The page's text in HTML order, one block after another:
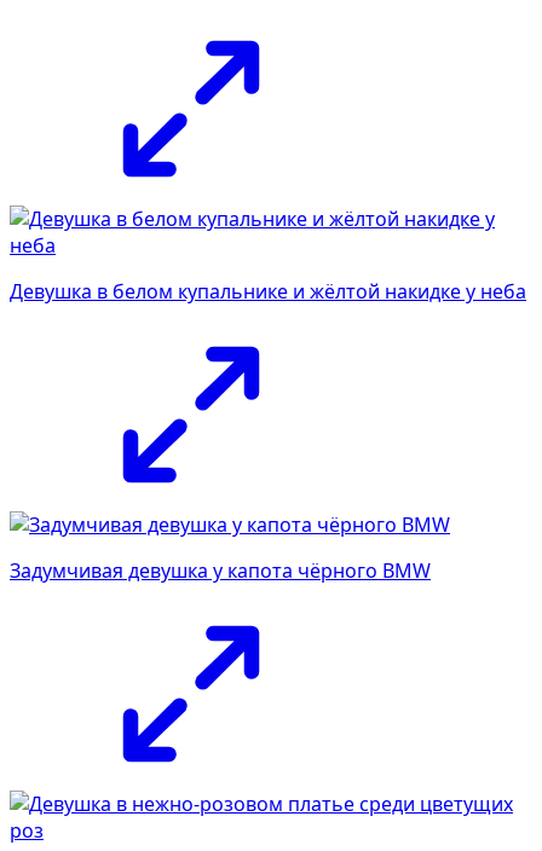
Девушка в белом купальнике и жёлтой накидке у неба
Задумчивая девушка у капота чёрного BMW